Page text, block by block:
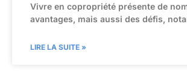
Vivre en copropriété présente de
avantages, mais aussi des défis,
LIRE LA SUITE »